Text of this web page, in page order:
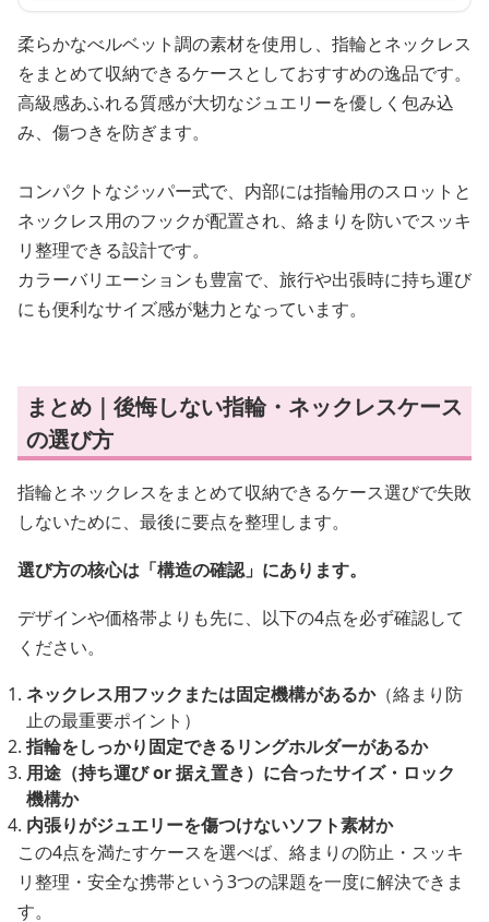
柔らかなべルベット調の素材を使用し、指輪とネックレス
をまとめて収納できるケースとしておすすめの逸品です。
高級感あふれる質感が大切なジュエリーを優しく包み込
み、傷つきを防ぎます。
コンパクトなジッパー式で、内部には指輪用のスロットと
ネックレス用のフックが配置され、絡まりを防いでスッキ
リ整理できる設計です。
カラーバリエーションも豊富で、旅行や出張時に持ち運び
にも便利なサイズ感が魅力となっています。
まとめ｜後悔しない指輪・ネックレスケース
の選び方
指輪とネックレスをまとめて収納できるケース選びで失敗
しないために、最後に要点を整理します。
選び方の核心は「構造の確認」にあります。
デザインや価格帯よりも先に、以下の4点を必ず確認して
ください。
ネックレス用フックまたは固定機構があるか（絡まり防
止の最重要ポイント）
指輪をしっかり固定できるリングホルダーがあるか
用途（持ち運び or 据え置き）に合ったサイズ・ロック
機構か
内張りがジュエリーを傷つけないソフト素材か
この4点を満たすケースを選べば、絡まりの防止・スッキ
リ整理・安全な携帯という3つの課題を一度に解決できま
す。